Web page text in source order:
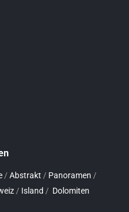
/ Abstrakt / Panoramen /
/ Island / Dolomiten